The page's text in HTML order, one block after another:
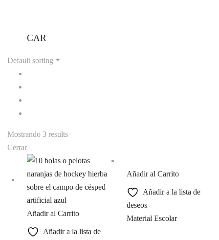
CAR
Default sorting
Mostrando 3 results
Cerrar
Añadir al Carrito
Añadir a la lista de
Añadir al Carrito
Añadir a la lista de
deseos
Material Escolar